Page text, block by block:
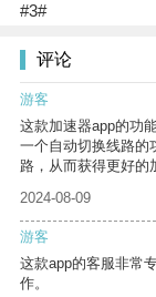
#3#
评论
游客
这款加速器app的功
一个自动切换线路的
路，从而获得更好的
2024-08-09
游客
这款app的客服非常
作。